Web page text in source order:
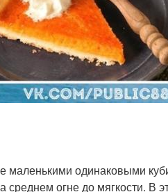
маленькими одинаковыми
среднем огне до мягкости. В